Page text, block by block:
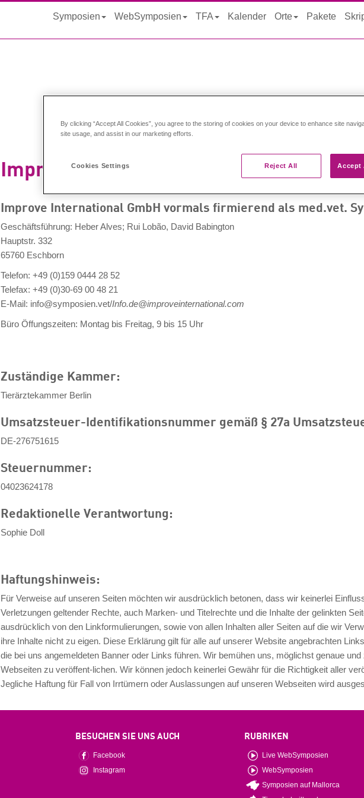
Symposien WebSymposien TFA Kalender Orte Pakete
Impressum
Improve International GmbH vormals firmierend als med.vet.
Geschäftsführung: Heber Alves; Rui Lobão, David Babington
Hauptstr. 332
65760 Eschborn
Telefon: +49 (0)159 0444 28 52
Telefax: +49 (0)30-69 00 48 21
E-Mail: info@symposien.vet/Info.de@improveinternational.com
Büro Öffungszeiten: Montag bis Freitag, 9 bis 15 Uhr
Zuständige Kammer:
Tierärztekammer Berlin
Umsatzsteuer-Identifikationsnummer gemäß § 27a
DE-276751615
Steuernummer:
04023624178
Redaktionelle Verantwortung:
Sophie Doll
Haftungshinweis:
Für Verweise auf unseren Seiten möchten wir ausdrücklich betonen, dass wir keinerlei
Verletzungen geltender Rechte, auch Marken- und Titelrechte und die Inhalte der gelinkten
ausdrücklich von den Linkformulierungen, sowie von allen Inhalten aller Seiten auf die wir
ihre Inhalte nicht zu eigen. Diese Erklärung gilt für alle auf unserer Website angebrachten
die bei uns angemeldeten Banner oder Links führen. Wir bemühen uns, möglichst genaue
Webseiten zu veröffent-lichen. Wir können jedoch keinerlei Gewähr für die Richtigkeit aller
Jegliche Haftung für Fall von Irrtümern oder Auslassungen auf unseren Webseiten wird
BESUCHEN SIE UNS AUCH
Facebook
Instagram
RUBRIKEN
Live WebSymposien
WebSymposien
Symposien auf Mallorca
By clicking “Accept All Cookies”, you agree to the storing of cookies on your device to enhance site
site usage, and assist in our marketing efforts.
Cookies Settings Reject All Accept